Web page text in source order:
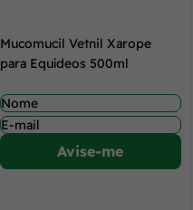
Mucomucil Vetnil Xarope
para Equídeos 500ml
Avise-me